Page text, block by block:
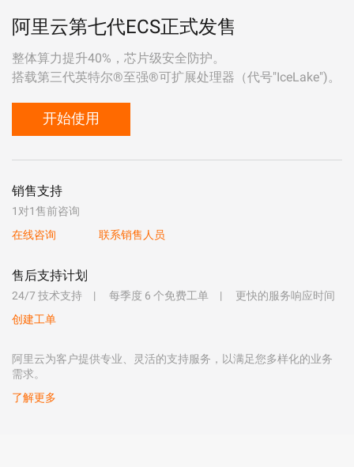
阿里云第七代ECS正式发售
整体算力提升40%，芯片级安全防护。
搭载第三代英特尔®至强®可扩展处理器（代号"IceLake")。
开始使用
销售支持
1对1售前咨询
在线咨询
联系销售人员
售后支持计划
24/7 技术支持 每季度 6 个免费工单
更快的服务响应时间
创建工单
阿里云为客户提供专业、灵活的支持服务，以满足您多样化的业务
需求。
了解更多